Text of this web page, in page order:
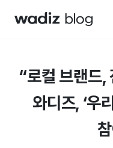
“로컬 브랜드,
와디즈, ‘우